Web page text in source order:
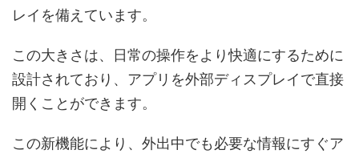
レイを備えています。
この大きさは、日常の操作をより快適にするために
設計されており、アプリを外部ディスプレイで直接
開くことができます。
この新機能により、外出中でも必要な情報にすぐア